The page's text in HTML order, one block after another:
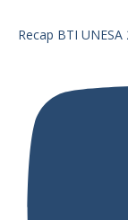
Recap BTI